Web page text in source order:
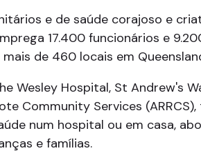
e de saúde corajoso e
17.400 funcionários e
de 460 locais em
Wesley Hospital, St Andrew's
Community Services
num hospital ou em casa,
e famílias.